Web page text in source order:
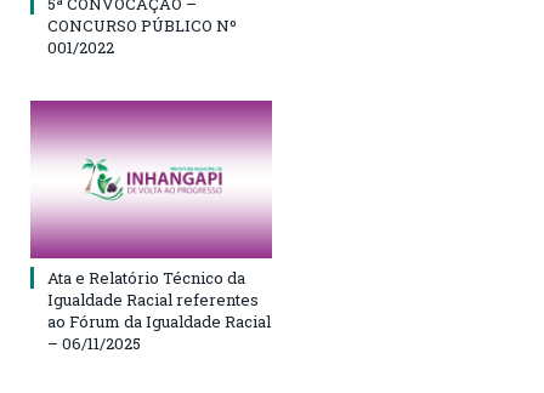
CONCURSO PÚBLICO Nº
001/2022
Ata e Relatório Técnico da
Igualdade Racial referentes
ao Fórum da Igualdade Racial
– 06/11/2025